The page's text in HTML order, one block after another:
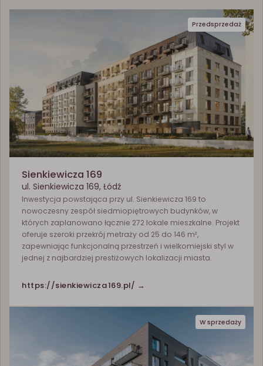
Przedsprzedaż
Sienkiewicza 169
ul. Sienkiewicza 169, Łódź
Inwestycja powstająca przy ul. Sienkiewicza 169 to
nowoczesny zespół siedmiopiętrowych budynków, w
których zaplanowano łącznie 272 lokale mieszkalne. Projekt
oferuje szeroki przekrój metraży od 25 do 146 m²,
zapewniając funkcjonalną przestrzeń i wielkomiejski styl w
jednej z najbardziej prestiżowych lokalizacji miasta.
https://sienkiewicza169.pl/ →
W sprzedaży